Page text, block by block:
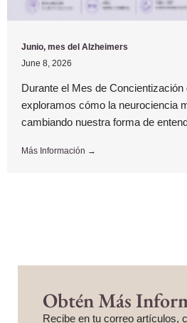
Junio, mes del Alzheimers
June 8, 2026
Durante el Mes de Concientización
exploramos cómo la neurociencia
cambiando nuestra forma de
Más Información →
Obtén Más
Recibe en tu correo artículos,